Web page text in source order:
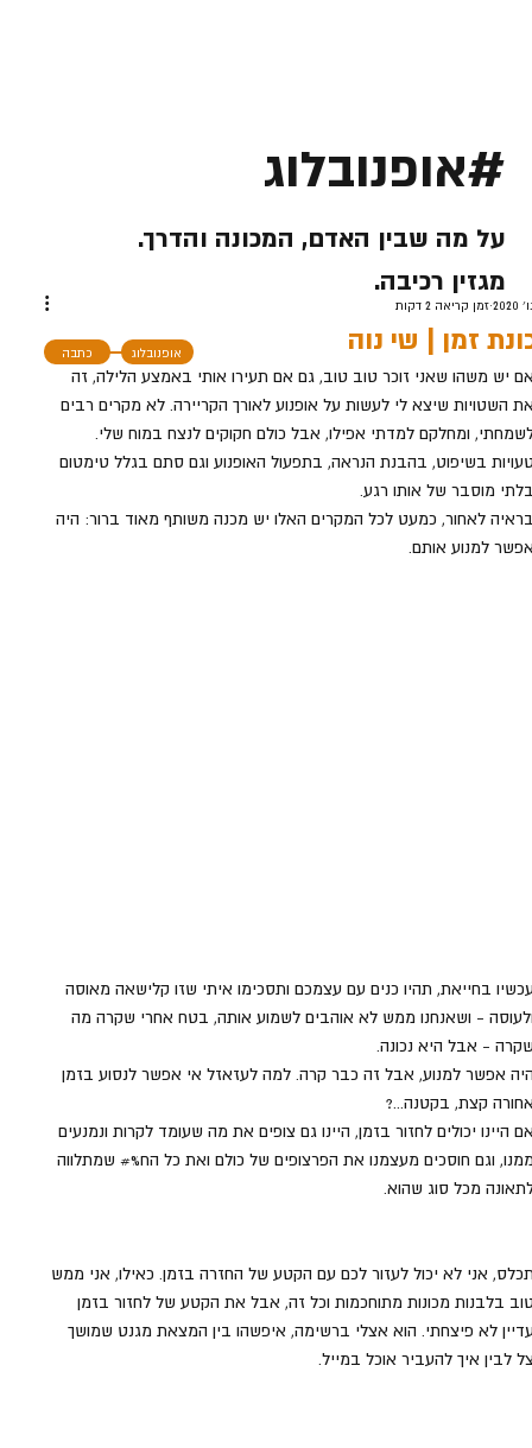
זמן | שי נוה
זמן קריאה 2 דקות
יש משהו שאני זוכר טוב טוב, גם אם תעירו אותי באמצע הלילה, זה
השטויות שיצא לי לעשות על אופנוע לאורך הקריירה. לא מקרים רבים
ומחלקם למדתי אפילו, אבל כולם חקוקים לנצח במוח שלי.
בשיפוט, בהבנת הנראה, בתפעול האופנוע וגם סתם בגלל טימטום
מוסבר של אותו רגע.
לאחור, כמעט לכל המקרים האלו יש מכנה משותף מאוד ברור: היה
למנוע אותם.
בחייאת, תהיו כנים עם עצמכם ותסכימו איתי שזו קלישאה מאוסה
- ושאנחנו ממש לא אוהבים לשמוע אותה, בטח אחרי שקרה מה
- אבל היא נכונה.
אפשר למנוע, אבל זה כבר קרה. למה לעזאזל אי אפשר לנסוע בזמן
קצת, בקטנה...?
היינו יכולים לחזור בזמן, היינו גם צופים את מה שעומד לקרות ונמנעים
וגם חוסכים מעצמנו את הפרצופים של כולם ואת כל הח%# שמתלווה
מכל סוג שהוא.
אני לא יכול לעזור לכם עם הקטע של החזרה בזמן. כאילו, אני ממש
בלבנות מכונות מתוחכמות וכל זה, אבל את הקטע של לחזור בזמן
לא פיצחתי. הוא אצלי ברשימה, איפשהו בין המצאת מגנט שמושך
לבין איך להעביר אוכל במייל.
כתבה אופנובלוג
#אופנובלוג
על מה שבין האדם, המכונה והדרך.
מגזין רכיבה.